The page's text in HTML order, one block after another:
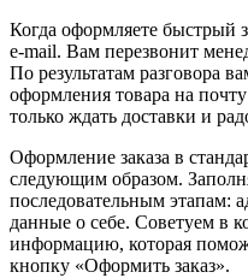
Когда оформляете
e-mail. Вам перезвонит
По результатам разговора
оформления товара на
только ждать доставки и
Оформление заказа в
следующим образом.
последовательным этапам:
данные о себе. Советуем в
информацию, которая
кнопку «Оформить заказ».